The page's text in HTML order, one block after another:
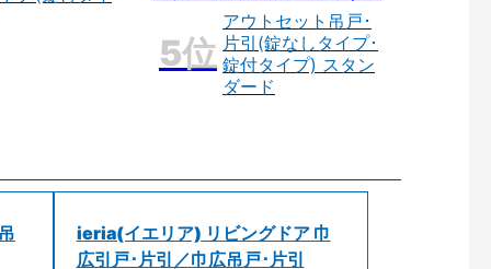
アウトセット吊戸･
片引(錠なしタイプ･
錠付タイプ) スタン
ダード
ieria(イエリア) リビングドア 巾
広引戸･片引／巾広吊戸･片引